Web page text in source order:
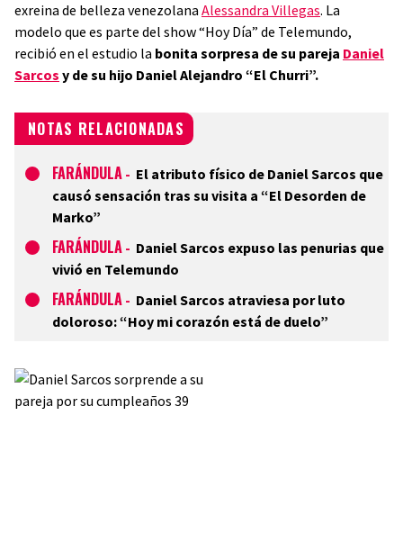
exreina de belleza venezolana Alessandra Villegas. La
modelo que es parte del show “Hoy Día” de Telemundo,
recibió en el estudio la bonita sorpresa de su pareja Daniel
Sarcos y de su hijo Daniel Alejandro “El Churri”.
NOTAS RELACIONADAS
FARÁNDULA - El atributo físico de Daniel Sarcos que
causó sensación tras su visita a “El Desorden de
Marko”
FARÁNDULA - Daniel Sarcos expuso las penurias que
vivió en Telemundo
FARÁNDULA - Daniel Sarcos atraviesa por luto
doloroso: “Hoy mi corazón está de duelo”